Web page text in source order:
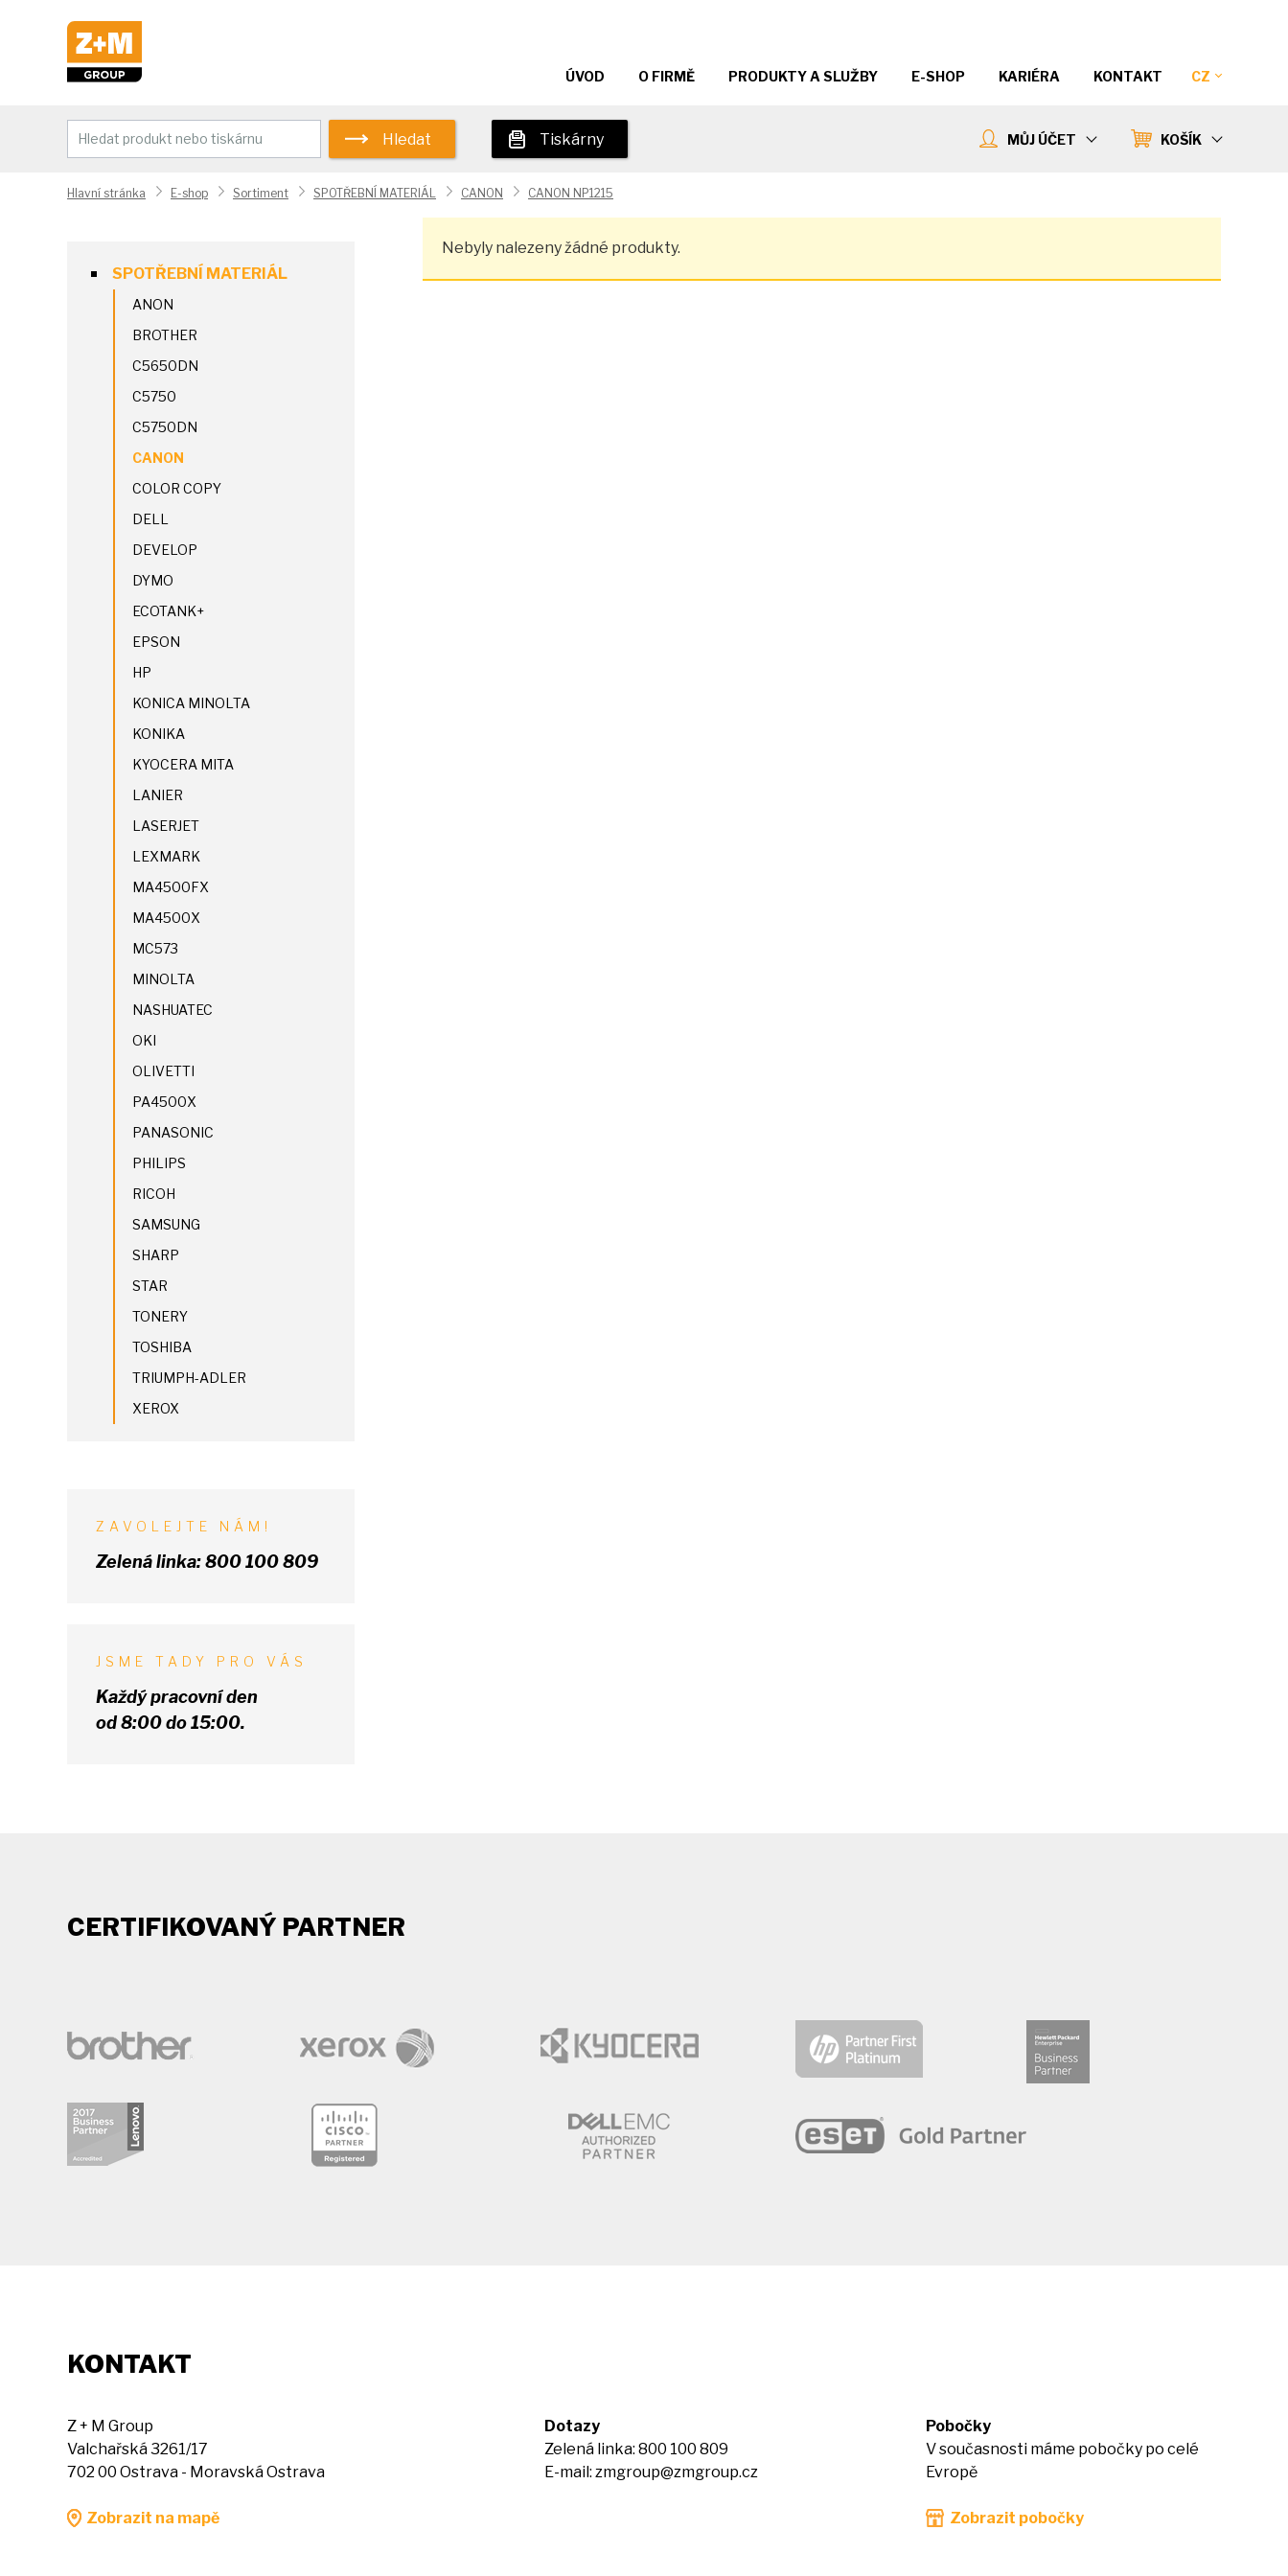
CZ
ÚVOD O FIRMĚ PRODUKTY A SLUŽBY E-SHOP KARIÉRA KONTAKT
Hledat Tiskárny KOŠÍK
MŮJ ÚČET
Hlavní stránka E-shop Sortiment SPOTŘEBNÍ MATERIÁL CANON CANON NP1215
Nebyly nalezeny žádné produkty.
SPOTŘEBNÍ MATERIÁL
ANON
BROTHER
C5650DN
C5750
C5750DN
CANON
COLOR COPY
DELL
DEVELOP
DYMO
ECOTANK+
EPSON
HP
KONICA MINOLTA
KONIKA
KYOCERA MITA
LANIER
LASERJET
LEXMARK
MA4500FX
MA4500X
MC573
MINOLTA
NASHUATEC
OKI
OLIVETTI
PA4500X
PANASONIC
PHILIPS
RICOH
SAMSUNG
SHARP
STAR
TONERY
TOSHIBA
TRIUMPH-ADLER
XEROX
ZAVOLEJTE NÁM!
Zelená linka:800 100 809
JSME TADY PRO VÁS
Každý pracovní den
od 8:00 do 15:00.
CERTIFIKOVANÝ PARTNER
KONTAKT
Z + M Group
Valchařská 3261/17
702 00 Ostrava - Moravská Ostrava
Zobrazit na mapě
Dotazy
Zelená linka: 800 100 809
E-mail: zmgroup@zmgroup.cz
Pobočky
V současnosti máme pobočky po celé
Evropě
Zobrazit pobočky